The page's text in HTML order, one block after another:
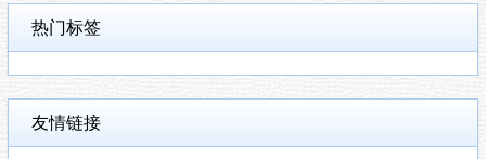
热门标签
友情链接